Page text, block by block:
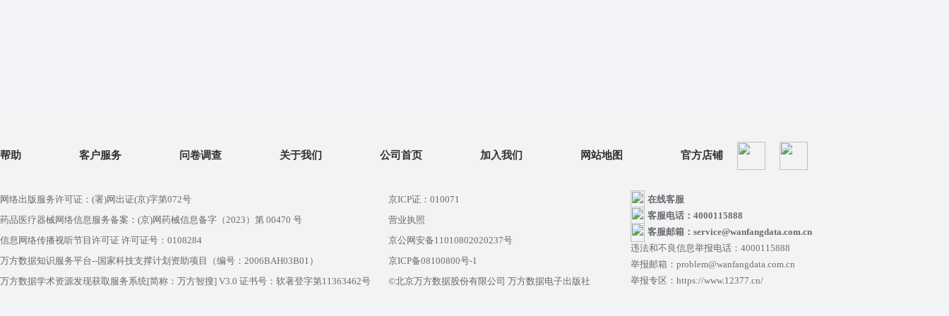
帮助 客户服务 问卷调查 关于我们 公司首页 加入我们 网站地图 官方店铺
网络出版服务许可证：(署)网出证(京)字第072号
药品医疗器械网络信息服务备案：(京)网药械信息备字（2023）第 00470 号
信息网络传播视听节目许可证 许可证号：0108284
万方数据知识服务平台--国家科技支撑计划资助项目（编号：2006BAH03B01）
万方数据学术资源发现获取服务系统[简称：万方智搜] V3.0 证书号：软著登字第11363462号
京ICP证：010071
营业执照
京公网安备11010802020237号
京ICP备08100800号-1
©北京万方数据股份有限公司 万方数据电子出版社
在线客服
客服电话：4000115888
客服邮箱：service@wanfangdata.com.cn
违法和不良信息举报电话：4000115888
举报邮箱：problem@wanfangdata.com.cn
举报专区：https://www.12377.cn/